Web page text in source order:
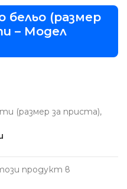
бельо (размер
– Модел
(размер за приста),
продукт в